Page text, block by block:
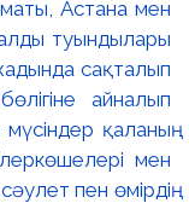
Астана мен
туындылары
сақталып
айналып
қаланың
мен
пен өмірдің